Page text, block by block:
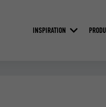
INSPIRATION